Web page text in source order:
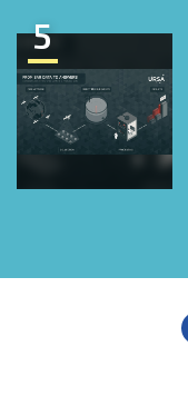
5